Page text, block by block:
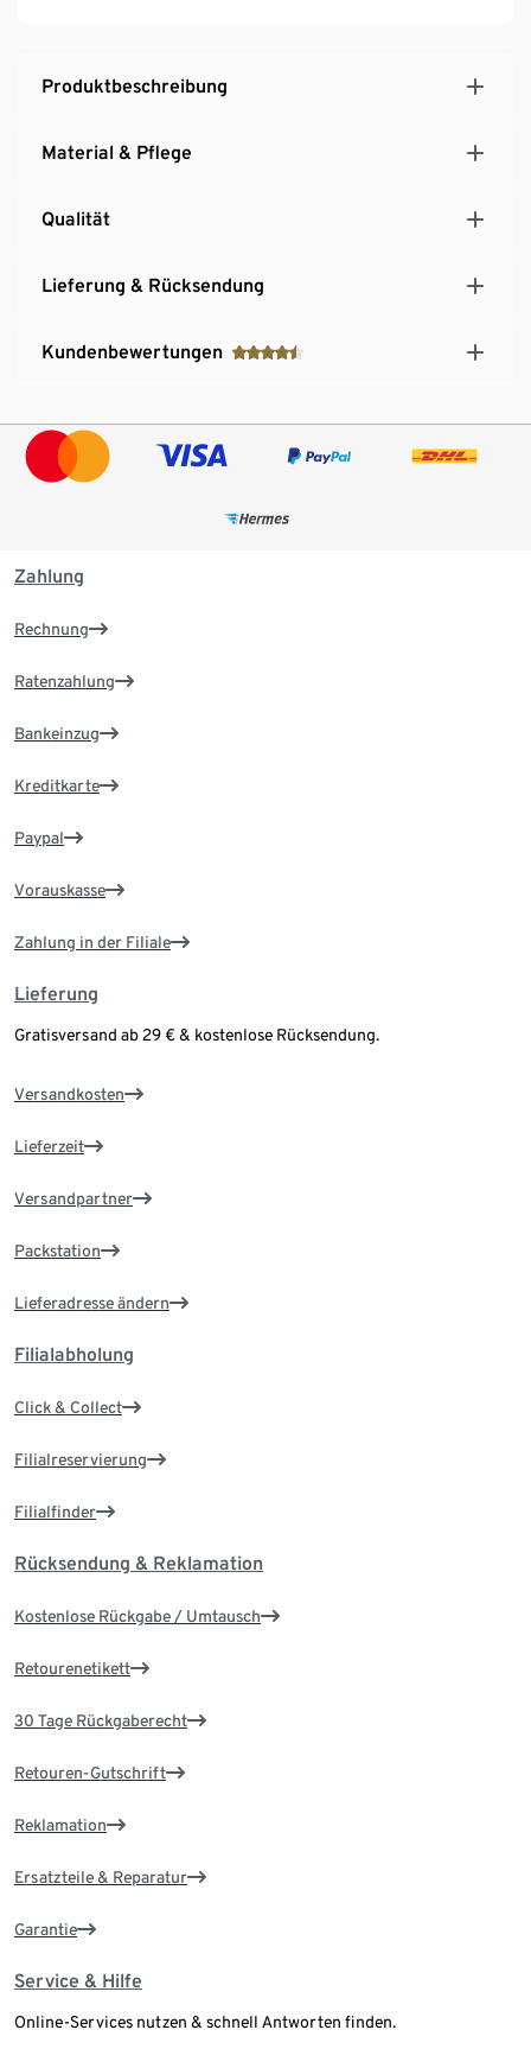
Produktbeschreibung
Material & Pflege
Qualität
Lieferung & Rücksendung
Kundenbewertungen
Zahlung
Rechnung
Ratenzahlung
Bankeinzug
Kreditkarte
Paypal
Vorauskasse
Zahlung in der Filiale
Lieferung
Gratisversand ab 29 € & kostenlose Rücksendung.
Versandkosten
Lieferzeit
Versandpartner
Packstation
Lieferadresse ändern
Filialabholung
Click & Collect
Filialreservierung
Filialfinder
Rücksendung & Reklamation
Kostenlose Rückgabe / Umtausch
Retourenetikett
30 Tage Rückgaberecht
Retouren-Gutschrift
Reklamation
Ersatzteile & Reparatur
Garantie
Service & Hilfe
Online-Services nutzen & schnell Antworten finden.